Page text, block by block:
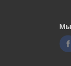
Транспорт /
Хозтовары /
Электроника /
Мы